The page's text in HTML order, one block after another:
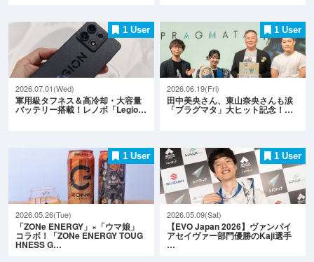
1 User
2026.07.01(Wed)
軍用級タフネス＆高冷却・大容量
バッテリー搭載！レノボ「Legio…
1 User
2026.06.19(Fri)
田中美央さん、東山奈央さんも涙
「プラグマタ」大ヒット記念！…
1 User
2026.05.26(Tue)
「ZONe ENERGY」×「ウマ娘」
コラボ！「ZONe ENERGY TOUG
HNESS G…
1 User
2026.05.09(Sat)
【EVO Japan 2026】ヴァンパイ
アセイヴァー部門優勝のKaji選手
…